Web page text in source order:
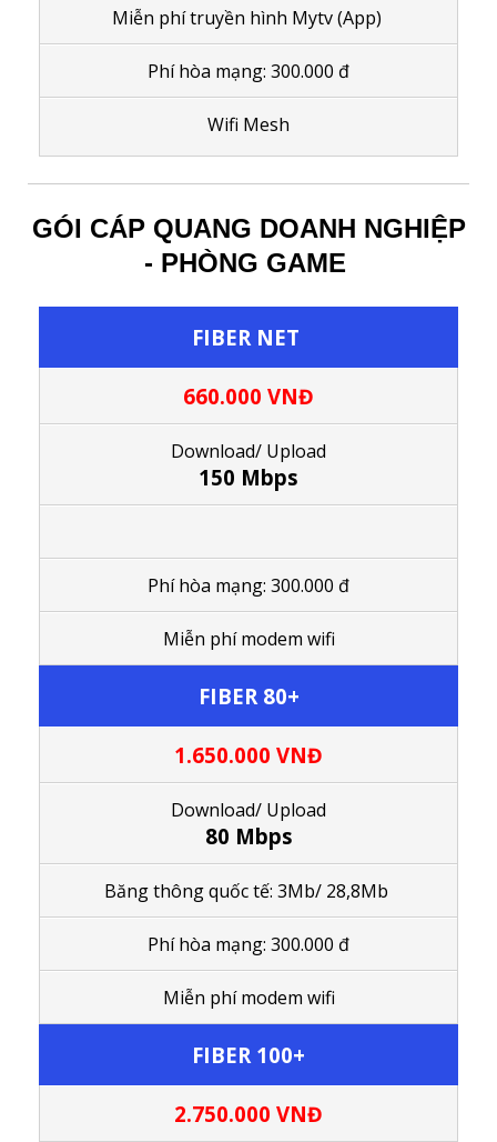
Miễn phí truyền hình Mytv (App)
Phí hòa mạng: 300.000 đ
Wifi Mesh
GÓI CÁP QUANG DOANH NGHIỆP
- PHÒNG GAME
FIBER NET
660.000 VNĐ
Download/ Upload
150 Mbps
Phí hòa mạng: 300.000 đ
Miễn phí modem wifi
FIBER 80+
1.650.000 VNĐ
Download/ Upload
80 Mbps
Băng thông quốc tế: 3Mb/ 28,8Mb
Phí hòa mạng: 300.000 đ
Miễn phí modem wifi
FIBER 100+
2.750.000 VNĐ